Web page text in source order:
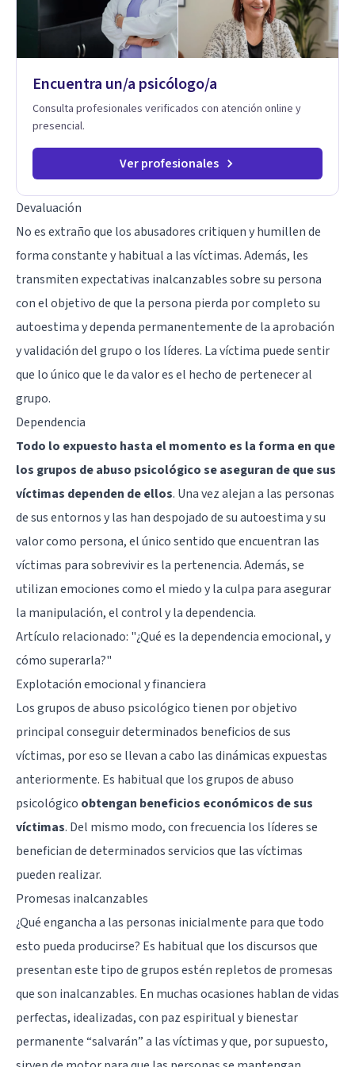
límites sanos, serenidad y propósito. Trabajo desde una
mirada integral donde la mente, las emociones, la historia
familiar y la fe se encuentran para crear procesos
terapéuticos transformadores, cálidos y profundamente
en cada etapa de tu vida.
Encuentra un/a psicólogo/a
Consulta profesionales verificados con atención online y
presencial.
Ver profesionales
Devaluación
No es extraño que los abusadores critiquen y humillen de
forma constante y habitual a las víctimas. Además, les
transmiten expectativas inalcanzables sobre su persona
con el objetivo de que la persona pierda por completo su
autoestima y dependa permanentemente de la aprobación
y validación del grupo o los líderes. La víctima puede sentir
que lo único que le da valor es el hecho de pertenecer al
grupo.
Dependencia
Todo lo expuesto hasta el momento es la forma en que
los grupos de abuso psicológico se aseguran de que sus
víctimas dependen de ellos. Una vez alejan a las personas
de sus entornos y las han despojado de su autoestima y su
valor como persona, el único sentido que encuentran las
víctimas para sobrevivir es la pertenencia. Además, se
utilizan emociones como el miedo y la culpa para asegurar
la manipulación, el control y la dependencia.
Artículo relacionado: "¿Qué es la dependencia emocional, y
cómo superarla?"
Explotación emocional y financiera
Los grupos de abuso psicológico tienen por objetivo
principal conseguir determinados beneficios de sus
víctimas, por eso se llevan a cabo las dinámicas expuestas
anteriormente. Es habitual que los grupos de abuso
psicológico obtengan beneficios económicos de sus
víctimas. Del mismo modo, con frecuencia los líderes se
benefician de determinados servicios que las víctimas
pueden realizar.
Promesas inalcanzables
¿Qué engancha a las personas inicialmente para que todo
esto pueda producirse? Es habitual que los discursos que
presentan este tipo de grupos estén repletos de promesas
que son inalcanzables. En muchas ocasiones hablan de vidas
perfectas, idealizadas, con paz espiritual y bienestar
permanente “salvarán” a las víctimas y que, por supuesto,